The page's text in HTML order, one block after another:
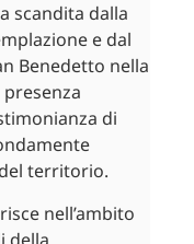
scandita dalla
e dal
Benedetto nella
di
territorio.
nell’ambito
della